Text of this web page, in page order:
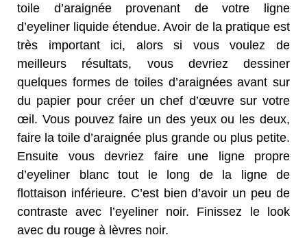
toile d’araignée provenant de votre ligne
d’eyeliner liquide étendue. Avoir de la pratique est
très important ici, alors si vous voulez de
meilleurs résultats, vous devriez dessiner
quelques formes de toiles d’araignées avant sur
du papier pour créer un chef d’œuvre sur votre
œil. Vous pouvez faire un des yeux ou les deux,
faire la toile d’araignée plus grande ou plus petite.
Ensuite vous devriez faire une ligne propre
d’eyeliner blanc tout le long de la ligne de
flottaison inférieure. C’est bien d’avoir un peu de
contraste avec l’eyeliner noir. Finissez le look
avec du rouge à lèvres noir.